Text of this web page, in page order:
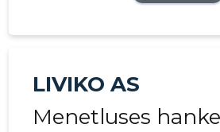
LIVIKO AS
Menetluses